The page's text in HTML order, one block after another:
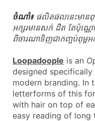
ចំណាំ៖ ផលិតផលនេះមានពុ
អក្សរមានសក់ ដិត តែប៉ុណ្ណ
ពិចារណាទិញជាកញ្ចប់ពុម្ពអ
Loopadoople is an
designed
modern branding. In
letterforms of this
with hair on top of
easy reading of long